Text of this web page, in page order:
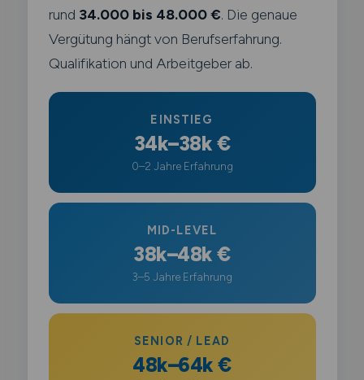
rund 34.000 bis 48.000 €. Die genaue
Vergütung hängt von Berufserfahrung.
Qualifikation und Arbeitgeber ab.
EINSTIEG
34k–38k €
0–2 Jahre Erfahrung
MID-LEVEL
38k–48k €
3–5 Jahre Erfahrung
SENIOR / LEAD
48k–64k €